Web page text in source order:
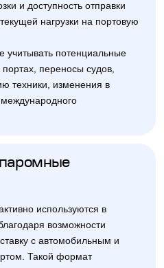
и доступность отправки
нагрузки на портовую
учитывать потенциальные
переносы судов,
техники, изменения в
используются в
возможности
с автомобильным и
Такой формат